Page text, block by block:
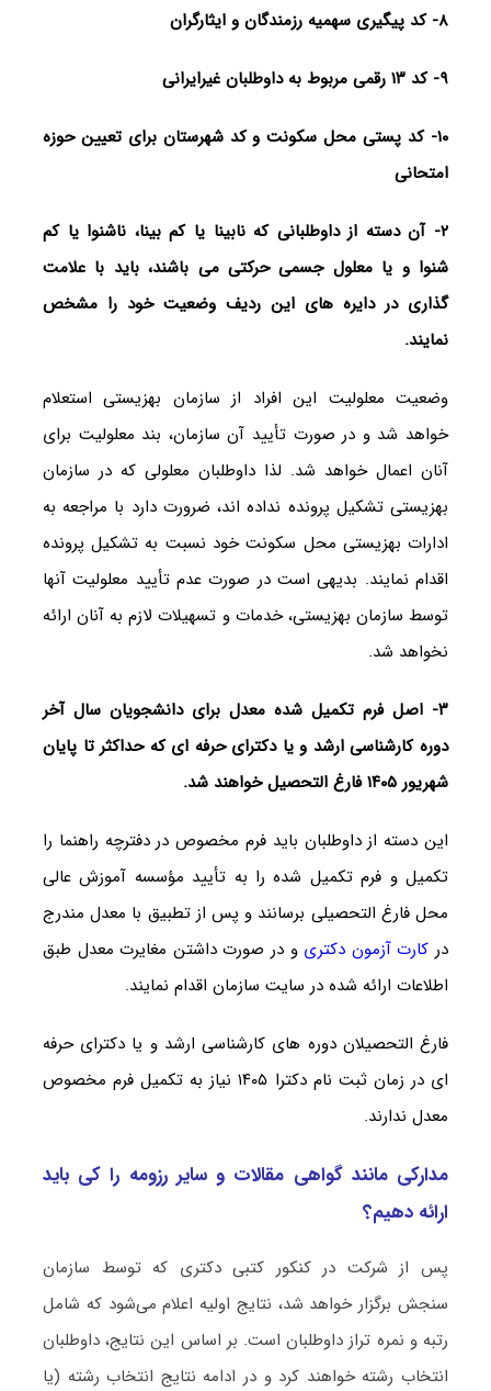
۸- کد پیگیری سهمیه رزمندگان و ایثارگران
۹- کد ۱۳ رقمی مربوط به داوطلبان غیرایرانی
۱۰- کد پستی محل سکونت و کد شهرستان برای تعیین حوزه
امتحانی
۲- آن دسته از داوطلبانی که نابینا یا کم بینا، ناشنوا یا کم
شنوا و یا معلول جسمی حرکتی می باشند، باید با علامت
گذاری در دایره های این ردیف وضعیت خود را مشخص
نمایند.
وضعیت معلولیت این افراد از سازمان بهزیستی استعلام
خواهد شد و در صورت تأیید آن سازمان، بند معلولیت برای
آنان اعمال خواهد شد. لذا داوطلبان معلولی که در سازمان
بهزیستی تشکیل پرونده نداده اند، ضرورت دارد با مراجعه به
ادارات بهزیستی محل سکونت خود نسبت به تشکیل پرونده
اقدام نمایند. بدیهی است در صورت عدم تأیید معلولیت آنها
توسط سازمان بهزیستی، خدمات و تسهیلات لازم به آنان ارائه
نخواهد شد.
۳- اصل فرم تکمیل شده معدل برای دانشجویان سال آخر
دوره کارشناسی ارشد و یا دکترای حرفه ای که حداکثر تا پایان
شهریور ۱۴۰۵ فارغ التحصیل خواهند شد.
این دسته از داوطلبان باید فرم مخصوص در دفترچه راهنما را
تکمیل و فرم تکمیل شده را به تأیید مؤسسه آموزش عالی
محل فارغ التحصیلی برسانند و پس از تطبیق با معدل مندرج
در کارت آزمون دکتری و در صورت داشتن مغایرت معدل طبق
اطلاعات ارائه شده در سایت سازمان اقدام نمایند.
فارغ التحصیلان دوره های کارشناسی ارشد و یا دکترای حرفه
ای در زمان ثبت نام دکترا ۱۴۰۵ نیاز به تکمیل فرم مخصوص
معدل ندارند.
مدارکی مانند گواهی مقالات و سایر رزومه را کی باید
ارائه دهیم؟
پس از شرکت در کنکور کتبی دکتری که توسط سازمان
سنجش برگزار خواهد شد، نتایج اولیه اعلام می‌شود که شامل
رتبه و نمره تراز داوطلبان است. بر اساس این نتایج، داوطلبان
انتخاب رشته خواهند کرد و در ادامه نتایج انتخاب رشته (یا